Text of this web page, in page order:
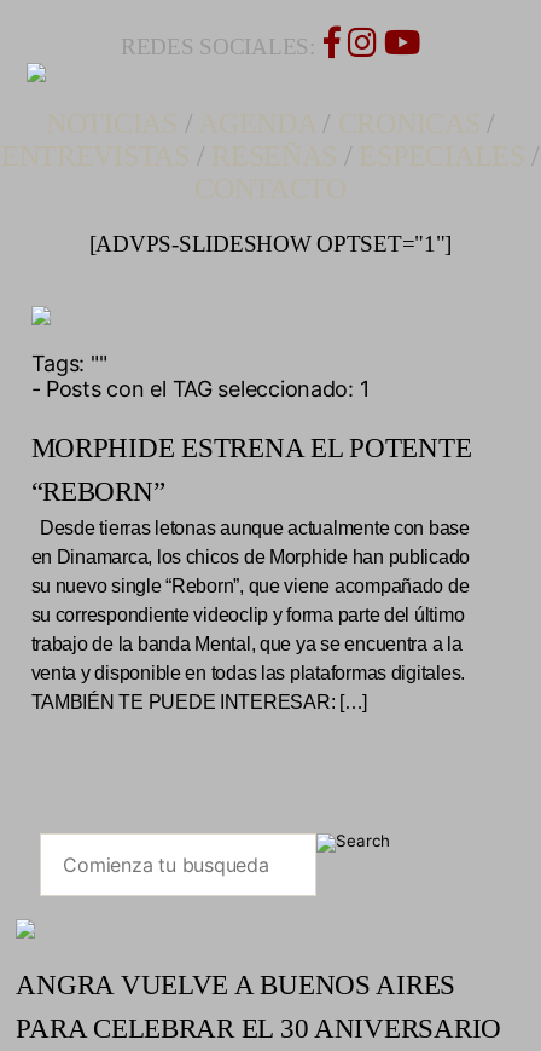
REDES SOCIALES:
/ /
/
/ /
/
[ADVPS-SLIDESHOW OPTSET="1"]
Tags: ""
- Posts con el TAG seleccionado: 1
MORPHIDE ESTRENA EL POTENTE
“REBORN”
Desde tierras letonas aunque actualmente con base
en Dinamarca, los chicos de Morphide han publicado
su nuevo single “Reborn”, que viene acompañado de
su correspondiente videoclip y forma parte del último
trabajo de la banda Mental, que ya se encuentra a la
venta y disponible en todas las plataformas digitales.
TAMBIÉN TE PUEDE INTERESAR: […]
ANGRA VUELVE A BUENOS AIRES
PARA CELEBRAR EL 30 ANIVERSARIO